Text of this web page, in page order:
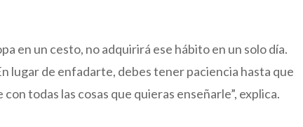
en un cesto, no adquirirá ese hábito en un solo día.
lugar de enfadarte, debes tener paciencia hasta que
todas las cosas que quieras enseñarle”, explica.